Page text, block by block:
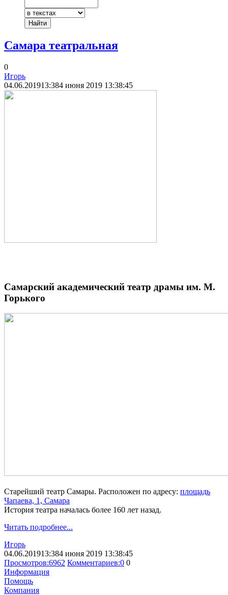
Самара театральная
0
Игорь
04.06.201913:384 июня 2019 13:38:45
Самарский академический театр драмы им. М.
Горького
Старейший театр Самары. Расположен по адресу: площадь
Чапаева, 1, Самара
История театра началась более 160 лет назад.
Читать подробнее...
Игорь
04.06.201913:384 июня 2019 13:38:45
Просмотров:6962 Комментариев:0 0
Информация
Помощь
Компания